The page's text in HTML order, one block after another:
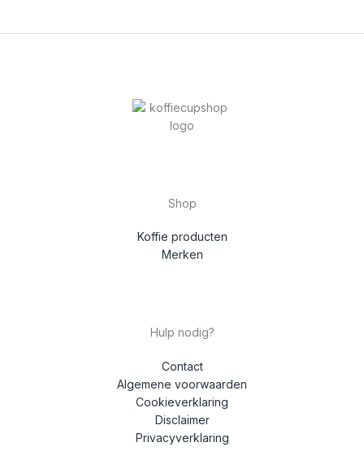
Shop
Koffie producten
Merken
Hulp nodig?
Contact
Algemene voorwaarden
Cookieverklaring
Disclaimer
Privacyverklaring